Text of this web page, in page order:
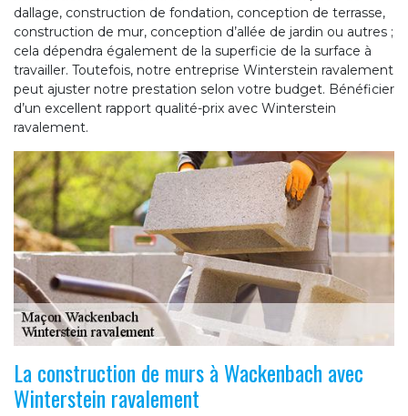
dallage, construction de fondation, conception de terrasse,
construction de mur, conception d’allée de jardin ou autres ;
cela dépendra également de la superficie de la surface à
travailler. Toutefois, notre entreprise Winterstein ravalement
peut ajuster notre prestation selon votre budget. Bénéficier
d’un excellent rapport qualité-prix avec Winterstein
ravalement.
La construction de murs à Wackenbach avec
Winterstein ravalement